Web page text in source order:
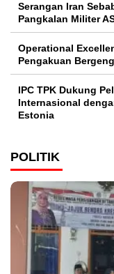
Serangan Iran
Pangkalan Militer
Operational
Pengakuan
IPC TPK Dukung
Internasional
Estonia
POLITIK